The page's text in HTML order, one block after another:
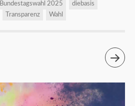
Bundestagswahl 2025
diebasis
Transparenz Wahl